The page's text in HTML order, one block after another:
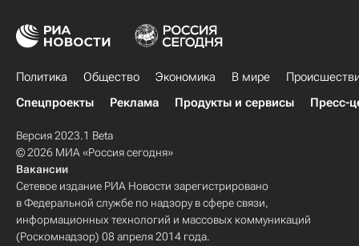
Политика Общество Экономика В мире
Спецпроекты
Реклама Продукты и сервисы Пресс-
Версия 2023.1 Beta
© 2026 МИА «Россия сегодня»
Вакансии
Сетевое издание РИА Новости зарегистрировано
в Федеральной службе по надзору в сфере связи,
информационных технологий и массовых коммуникаций
(Роскомнадзор) 08 апреля 2014 года.